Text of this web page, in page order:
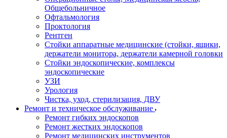
Общебольничное
Офтальмология
Проктология
Рентген
Стойки аппаратные медицинские (стойки, ящики,
держатели монитора, держатели камерной головки
Стойки эндоскопические, комплексы
эндоскопические
УЗИ
Урология
Чистка, уход, стерилизация, ДВУ
Ремонт и техническое обслуживание
Ремонт гибких эндоскопов
Ремонт жестких эндоскопов
Ремонт медицинских инструментов